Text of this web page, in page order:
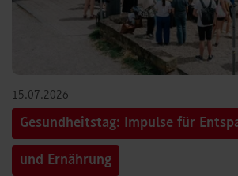
15.07.2026
Gesundheitstag: Impulse für
und Ernährung